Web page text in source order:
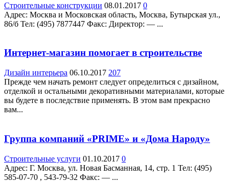
Строительные конструкции 08.01.2017 0
Адрес: Москва и Московская область, Москва, Бутырская ул.,
86/б Teл: (495) 7877447 Факс: Директор: — ...
Интернет-магазин помогает в строительстве
Дизайн интерьера 06.10.2017 207
Прежде чем начать ремонт следует определиться с дизайном,
отделкой и остальными декоративными материалами, которые
вы будете в последствие применять. В этом вам прекрасно
вам...
Группа компаний «PRIME» и «Дома Народу»
Строительные услуги 01.10.2017 0
Адрес: Г. Москва, ул. Новая Басманная, 14, стр. 1 Teл: (495)
585-07-70 , 543-79-32 Факс: — ...